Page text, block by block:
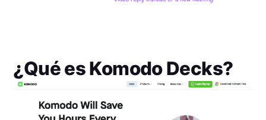
¿Qué esKomodo Decks?